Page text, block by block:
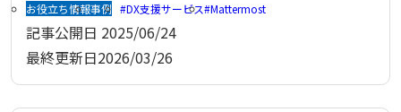
お役立ち情報事例 DX支援サービス Mattermost
記事公開日 2025/06/24
最終更新日2026/03/26